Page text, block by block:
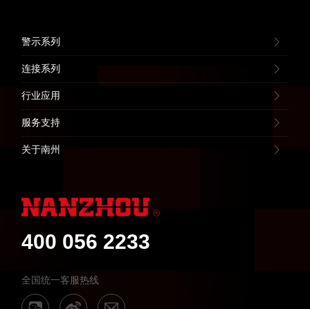
警示系列
连接系列
行业应用
服务支持
关于南州
400 056 2233
全国统一客服热线